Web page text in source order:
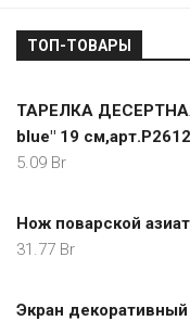
ТОП-ТОВАРЫ
ТАРЕЛКА
blue" 19 см,арт.P2612
5.09 Br
Нож поварской
31.77 Br
Экран